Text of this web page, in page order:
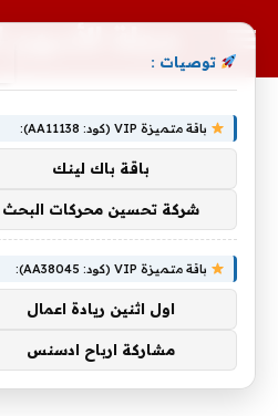
مجلة
توصيات :
باقة متميزة VIP (كود: AA11138):
باقة باك لينك
شركة تحسين محركات البحث
باقة متميزة VIP (كود: AA38045):
اول اثنين ريادة اعمال
مشاركة ارباح ادسنس